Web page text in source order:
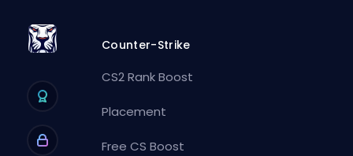
Counter-Strike
CS2 Rank Boost
Placement
Free CS Boost